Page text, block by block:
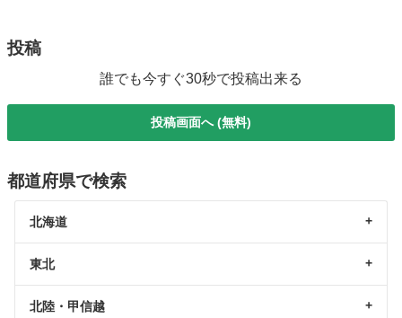
投稿
誰でも今すぐ30秒で投稿出来る
投稿画面へ (無料)
都道府県で検索
北海道
東北
北陸・甲信越